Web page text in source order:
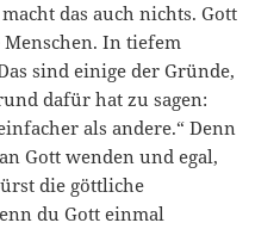
das auch nichts. Gott
In tiefem
sind einige der Gründe,
dafür hat zu sagen:
als andere.“ Denn
Gott wenden und egal,
die göttliche
du Gott einmal